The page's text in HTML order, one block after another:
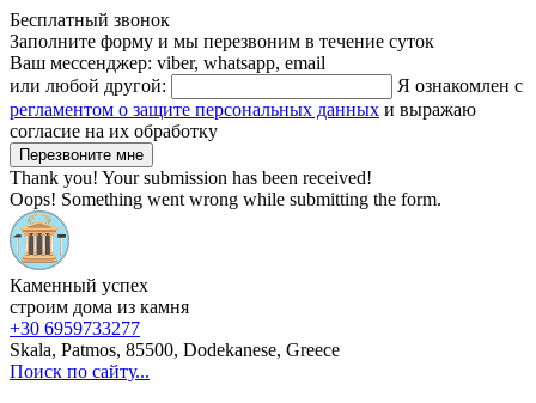
Бесплатный звонок
Заполните форму и мы перезвоним в течение суток
Ваш мессенджер: viber, whatsapp, email
или любой другой:
Я ознакомлен с
регламентом о защите персональных данных и выражаю
согласие на их обработку
Thank you! Your submission has been received!
Oops! Something went wrong while submitting the form.
Каменный успех
строим дома из камня
+30 6959733277
Skala, Patmos, 85500, Dodekanese, Greece
Поиск по сайту...